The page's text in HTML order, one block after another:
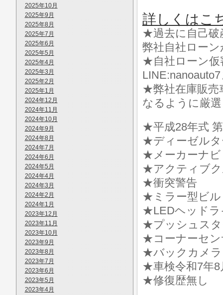
2025年10月
2025年9月
2025年8月
2025年7月
2025年6月
2025年5月
2025年4月
2025年3月
2025年2月
2025年1月
2024年12月
2024年11月
2024年10月
2024年9月
2024年8月
2024年7月
2024年6月
2024年5月
2024年4月
2024年3月
2024年2月
2024年1月
2023年12月
2023年11月
2023年10月
2023年9月
2023年8月
2023年7月
2023年6月
2023年5月
2023年4月
詳しくはこ
★過去に自己破
弊社自社ロー
★自社ローン仮
★弊社在庫販売
なるように厳
★平成28年式
★ディーゼルタ
★メーカーナビ
★アクティブ
★衝突警告
★ミラー型ビル
★LEDヘッドラ
★プッシュス
★コーナーセン
★バックカメラ
★車検令和7年
★修復歴無し